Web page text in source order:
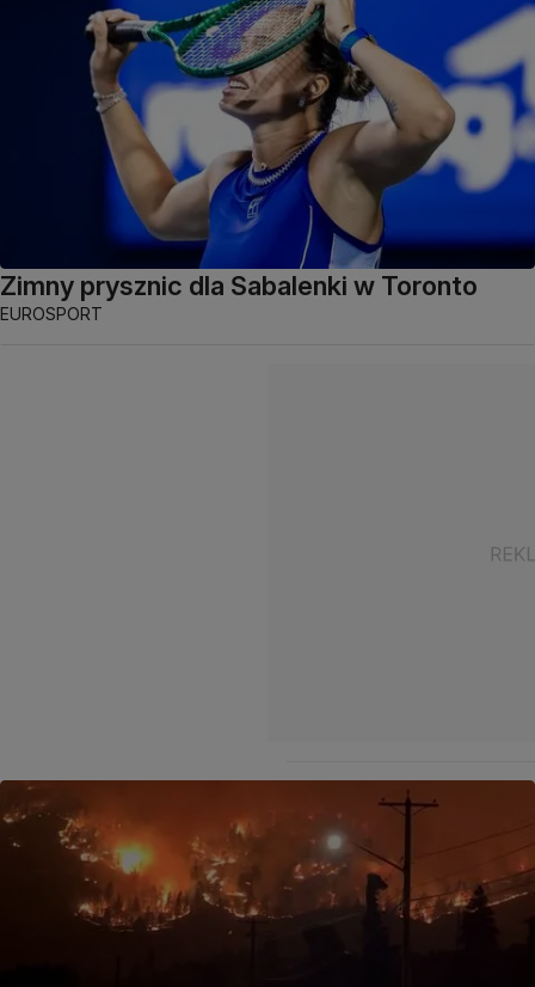
Zimny prysznic dla Sabalenki w Toronto
EUROSPORT